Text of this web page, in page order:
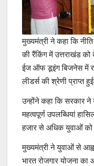
मुख्यमंत्री ने कहा कि नीति
की रैंकिंग में उत्तराखंड
ईज ऑफ डूइंग बिजनेस में
लीडर्स की श्रेणी प्राप्त
उन्होंने कहा कि सरकार
महत्वपूर्ण उपलब्धियां
हजार से अधिक युवाओं को
मुख्यमंत्री ने युवाओं से
भारत रोजगार योजना